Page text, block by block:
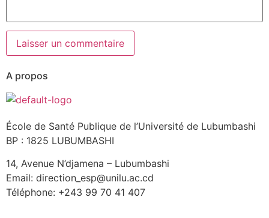
A propos
École de Santé Publique de l’Université de Lubumbashi
BP : 1825 LUBUMBASHI
14, Avenue N’djamena – Lubumbashi
Email: direction_esp@unilu.ac.cd
Téléphone: +243 99 70 41 407